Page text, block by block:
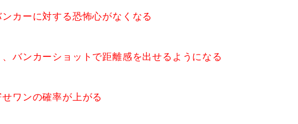
ンカーに対する恐怖心がなくなる
、バンカーショットで距離感を出せるようになる
ワンの確率が上がる